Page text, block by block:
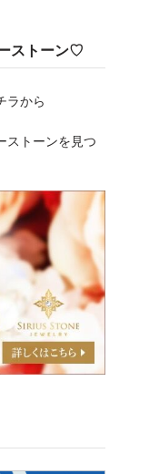
ストーン♡
ラから
ストーンを見つ